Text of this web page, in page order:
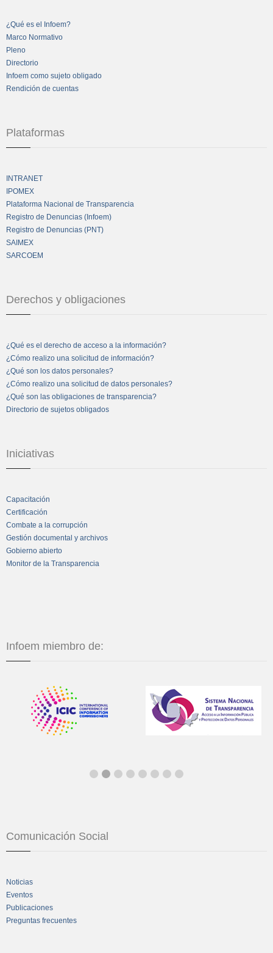
¿Qué es el Infoem?
Marco Normativo
Pleno
Directorio
Infoem como sujeto obligado
Rendición de cuentas
Plataformas
INTRANET
IPOMEX
Plataforma Nacional de Transparencia
Registro de Denuncias (Infoem)
Registro de Denuncias (PNT)
SAIMEX
SARCOEM
Derechos y obligaciones
¿Qué es el derecho de acceso a la información?
¿Cómo realizo una solicitud de información?
¿Qué son los datos personales?
¿Cómo realizo una solicitud de datos personales?
¿Qué son las obligaciones de transparencia?
Directorio de sujetos obligados
Iniciativas
Capacitación
Certificación
Combate a la corrupción
Gestión documental y archivos
Gobierno abierto
Monitor de la Transparencia
Infoem miembro de:
Comunicación Social
Noticias
Eventos
Publicaciones
Preguntas frecuentes